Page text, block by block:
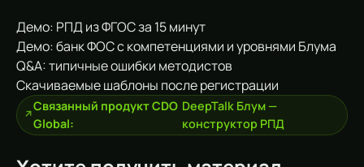
Демо: РПД из ФГОС за 15 минут
Демо: банк ФОС с компетенциями и уровнями Блума
Q&A: типичные ошибки методистов
Скачиваемые шаблоны после регистрации
Связанный продукт CDO
Global:
DeepTalk Блум —
конструктор РПД